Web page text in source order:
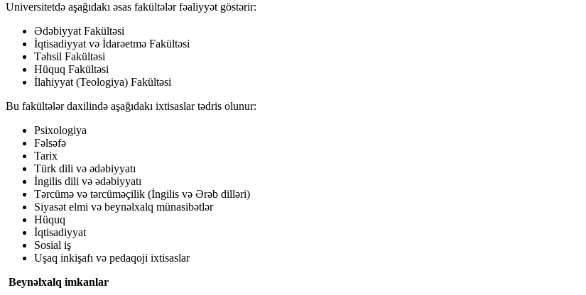
Universitetdə aşağıdakı əsas fakültələr fəaliyyət göstərir:
Ədəbiyyat Fakültəsi
İqtisadiyyat və İdarəetmə Fakültəsi
Təhsil Fakültəsi
Hüquq Fakültəsi
İlahiyyat (Teologiya) Fakültəsi
Bu fakültələr daxilində aşağıdakı ixtisaslar tədris olunur:
Psixologiya
Fəlsəfə
Tarix
Türk dili və ədəbiyyatı
İngilis dili və ədəbiyyatı
Tərcümə və tərcüməçilik (İngilis və Ərəb dilləri)
Siyasət elmi və beynəlxalq münasibətlər
Hüquq
İqtisadiyyat
Sosial iş
Uşaq inkişafı və pedaqoji ixtisaslar
Beynəlxalq imkanlar